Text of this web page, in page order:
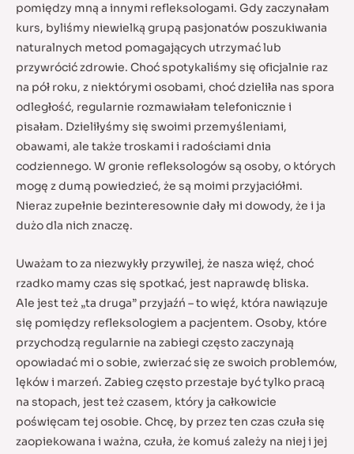
pomiędzy mną a innymi refleksologami. Gdy zaczynałam
kurs, byliśmy niewielką grupą pasjonatów poszukiwania
naturalnych metod pomagających utrzymać lub
przywrócić zdrowie. Choć spotykaliśmy się oficjalnie raz
na pół roku, z niektórymi osobami, choć dzieliła nas spora
odległość, regularnie rozmawiałam telefonicznie i
pisałam. Dzieliłyśmy się swoimi przemyśleniami,
obawami, ale także troskami i radościami dnia
codziennego. W gronie refleksologów są osoby, o których
mogę z dumą powiedzieć, że są moimi przyjaciółmi.
Nieraz zupełnie bezinteresownie dały mi dowody, że i ja
dużo dla nich znaczę.
Uważam to za niezwykły przywilej, że nasza więź, choć
rzadko mamy czas się spotkać, jest naprawdę bliska.
Ale jest też „ta druga” przyjaźń – to więź, która nawiązuje
się pomiędzy refleksologiem a pacjentem. Osoby, które
przychodzą regularnie na zabiegi często zaczynają
opowiadać mi o sobie, zwierzać się ze swoich problemów,
lęków i marzeń. Zabieg często przestaje być tylko pracą
na stopach, jest też czasem, który ja całkowicie
poświęcam tej osobie. Chcę, by przez ten czas czuła się
zaopiekowana i ważna, czuła, że komuś zależy na niej i jej